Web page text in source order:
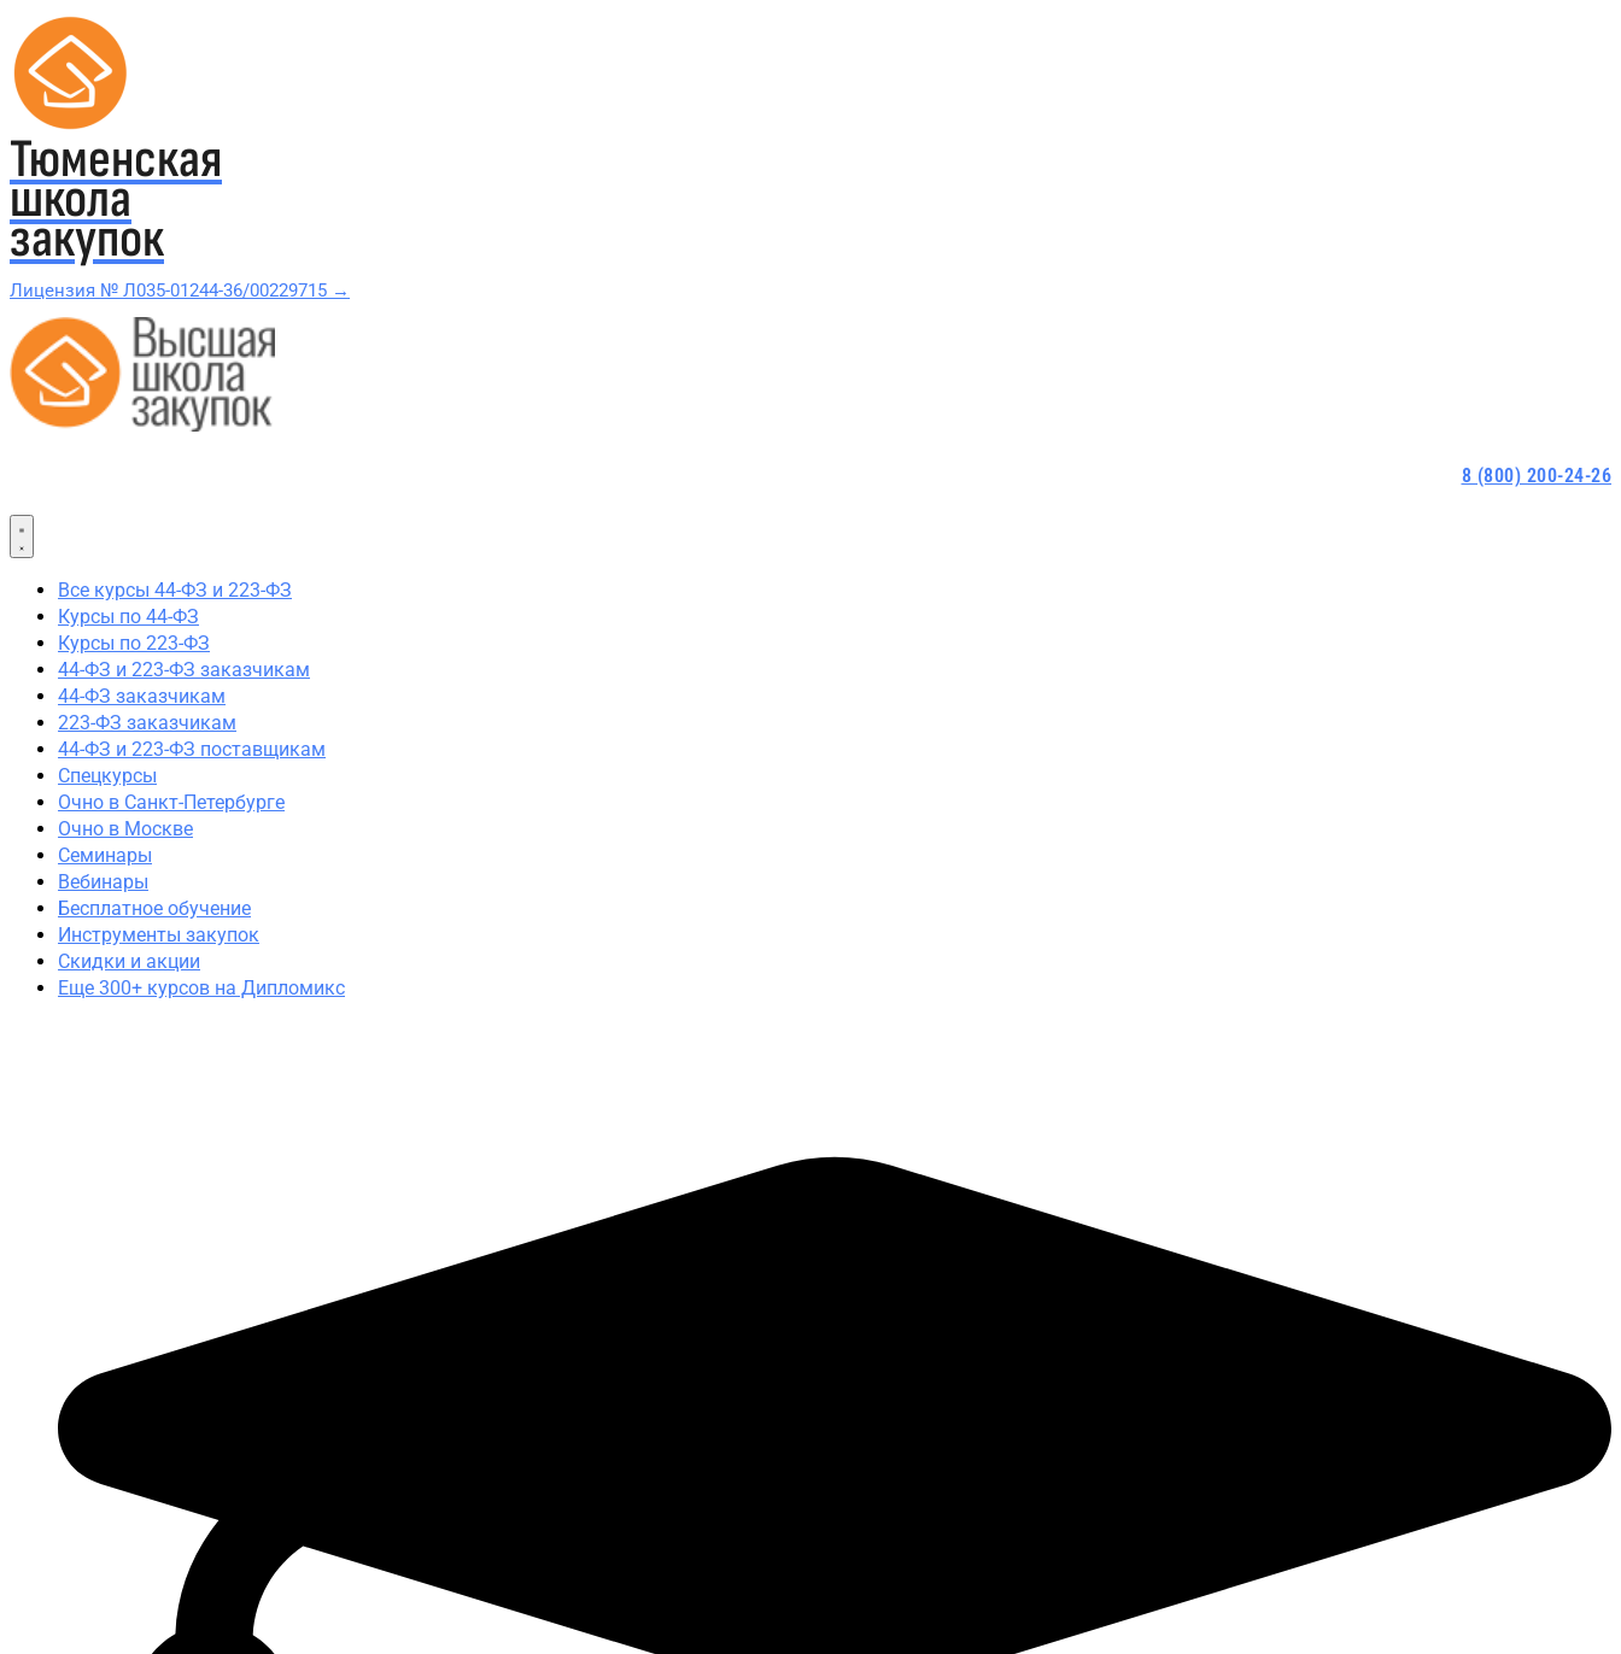
Тюменская
школа
закупок
Лицензия № Л035-01244-36/00229715 →
Проверить в реестре Рособрнадзора →
223-ФЗ заказчикам
44-ФЗ и 223-ФЗ поставщикам
Очно в Москве
Очно в Санкт-Петербурге
Семинары
Вебинары
Спецкурсы
Скидки и акции
8 (800) 200-24-26
Все курсы 44-ФЗ и 223-ФЗ
Курсы по 44-ФЗ
Курсы по 223-ФЗ
44-ФЗ и 223-ФЗ заказчикам
44-ФЗ заказчикам
223-ФЗ заказчикам
44-ФЗ и 223-ФЗ поставщикам
Спецкурсы
Очно в Санкт-Петербурге
Очно в Москве
Семинары
Вебинары
Бесплатное обучение
Инструменты закупок
Скидки и акции
Еще 300+ курсов на Дипломикс